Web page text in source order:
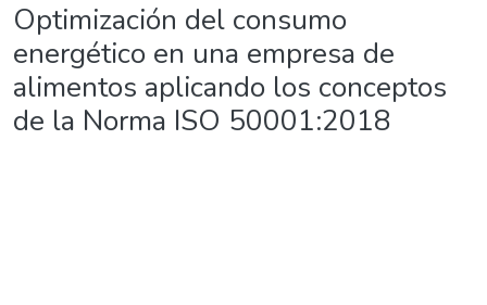
Optimización del consumo
energético en una empresa de
alimentos aplicando los conceptos
de la Norma ISO 50001:2018